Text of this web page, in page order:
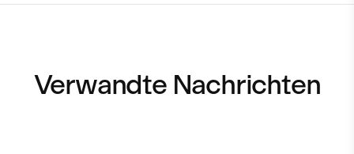
Verwandte Nachrichten